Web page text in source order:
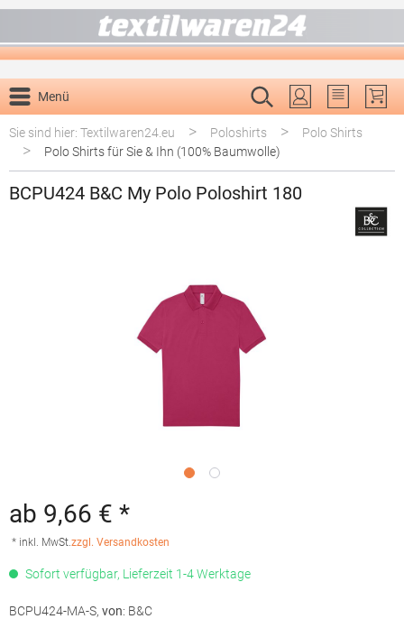
Menü
Du hast 0
Sie sind hier: Textilwaren24.eu
> Poloshirts > Polo Shirts
> Polo Shirts für Sie & Ihn (100% Baumwolle)
BCPU424 B&C My Polo Poloshirt 180
ab 9,66 € *
* inkl. MwSt.zzgl. Versandkosten
Sofort verfügbar, Lieferzeit 1-4 Werktage
BCPU424-MA-S, von: B&C